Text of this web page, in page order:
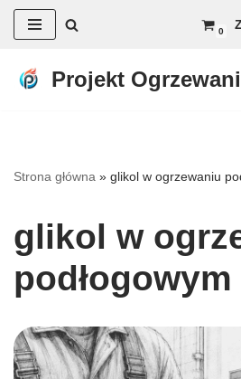
do
0
Projekt
Strona główna » glikol w ogrzewaniu
glikol w
podłogowym